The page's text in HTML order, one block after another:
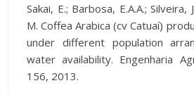
Sakai, E.; Barbosa, E.A.A.; Silveira,
M. Coffea Arabica (cv Catuaí)
under different population
water availability. Engenharia
156, 2013.